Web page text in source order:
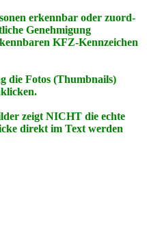
erkennbar oder zuord-
Genehmigung
KFZ-Kennzeichen
die Fotos (Thumbnails)
zeigt NICHT die echte
direkt im Text werden